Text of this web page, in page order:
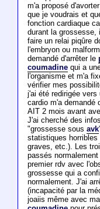
m'a proposé
que je voudrais et
fonction cardiaque
durant la grossesse,
faire un relai piqûre
l'embryon ou
demandé d'arrêter le
coumadinequi a
l'organisme et m'a
vérifier mes
j'ai été redirigée
cardio m'a demandé
AIT 2 mois avant
J'ai cherché des
"grossesse sous avk
statistiques horribles
graves, etc.). Les
passés
premier rdv avec
grossesse qui a
normalement. J'ai
(incapacité par la
joaiis même avec